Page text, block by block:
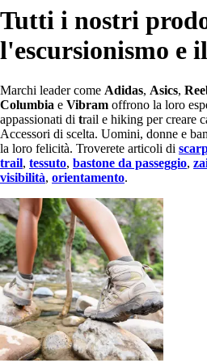
Tutti i nostri
l'escursionismo e
Marchi leader come Adidas, Asics,
Columbia e Vibram offrono la loro
appassionati di trail e hiking per creare
Accessori di scelta. Uomini, donne e
la loro felicità. Troverete articoli di
trail, tessuto, bastone da passeggio,
visibilità, orientamento.